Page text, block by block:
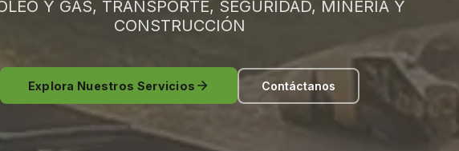
Y GAS, TRANSPORTE, SEGURIDAD, MINERÍA Y
CONSTRUCCIÓN
Explora Nuestros Servicios Contáctanos